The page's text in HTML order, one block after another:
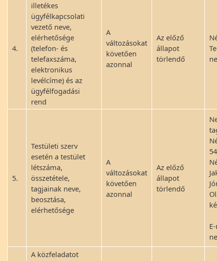
4.
illetékes
ügyfélkapcsolati
vezető neve,
elérhetősége
(telefon- és
telefaxszáma,
elektronikus
levélcíme) és az
ügyfélfogadási
rend
A
változásokat
követően
azonnal
Az előző
állapot
törlendő
5.
Testületi szerv
esetén a testület
létszáma,
összetétele,
tagjainak neve,
beosztása,
elérhetősége
A
változásokat
követően
azonnal
Az előző
állapot
törlendő
A közfeladatot